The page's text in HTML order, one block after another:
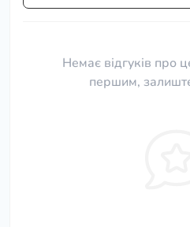
Немає відгуків про
першим, залиште